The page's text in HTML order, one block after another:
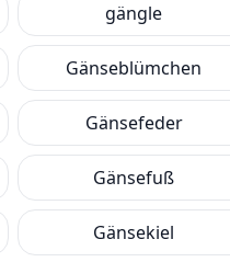
gängle
Gänseblümchen
Gänsefeder
Gänsefuß
Gänsekiel